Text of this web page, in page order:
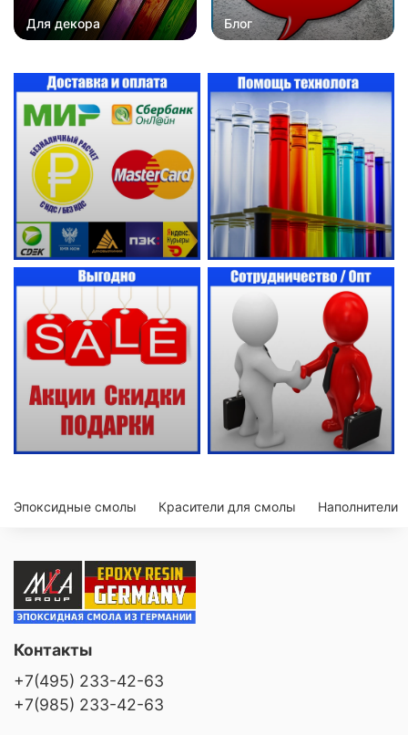
Для декора Блог
Эпоксидные смолы Красители для смолы Наполнители
Контакты
+7(495) 233-42-63
+7(985) 233-42-63